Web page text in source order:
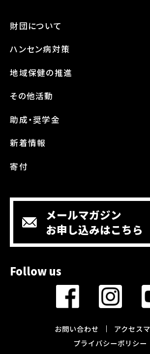
財団について
ハンセン病対策
地域保健の推進
その他活動
助成・奨学金
新着情報
寄付
メールマガジン
お申し込みはこちら
Follow us
お問い合わせ
アクセス
プライバシーポリシー